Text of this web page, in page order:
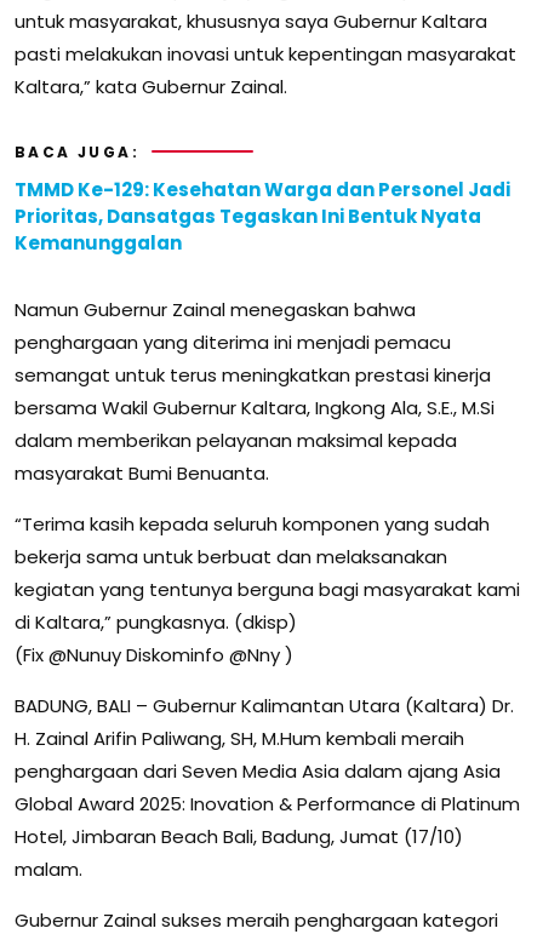
untuk masyarakat, khususnya saya Gubernur Kaltara
pasti melakukan inovasi untuk kepentingan masyarakat
Kaltara,” kata Gubernur Zainal.
BACA JUGA:
TMMD Ke-129: Kesehatan Warga dan Personel Jadi
Prioritas, Dansatgas Tegaskan Ini Bentuk Nyata
Kemanunggalan
Namun Gubernur Zainal menegaskan bahwa
penghargaan yang diterima ini menjadi pemacu
semangat untuk terus meningkatkan prestasi kinerja
bersama Wakil Gubernur Kaltara, Ingkong Ala, S.E., M.Si
dalam memberikan pelayanan maksimal kepada
masyarakat Bumi Benuanta.
“Terima kasih kepada seluruh komponen yang sudah
bekerja sama untuk berbuat dan melaksanakan
kegiatan yang tentunya berguna bagi masyarakat kami
di Kaltara,” pungkasnya. (dkisp)
(Fix @⁨Nunuy Diskominfo⁩ @⁨Nny⁩ )
BADUNG, BALI – Gubernur Kalimantan Utara (Kaltara) Dr.
H. Zainal Arifin Paliwang, SH, M.Hum kembali meraih
penghargaan dari Seven Media Asia dalam ajang Asia
Global Award 2025: Inovation & Performance di Platinum
Hotel, Jimbaran Beach Bali, Badung, Jumat (17/10)
malam.
Gubernur Zainal sukses meraih penghargaan kategori